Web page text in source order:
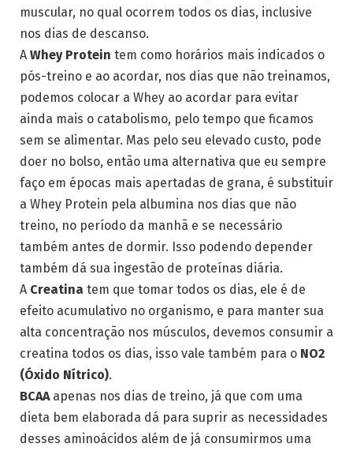
muscular, no qual ocorrem todos os dias, inclusive
nos dias de descanso.
A Whey Protein tem como horários mais indicados o
pós-treino e ao acordar, nos dias que não treinamos,
podemos colocar a Whey ao acordar para evitar
ainda mais o catabolismo, pelo tempo que ficamos
sem se alimentar. Mas pelo seu elevado custo, pode
doer no bolso, então uma alternativa que eu sempre
faço em épocas mais apertadas de grana, é substituir
a Whey Protein pela albumina nos dias que não
treino, no período da manhã e se necessário
também antes de dormir. Isso podendo depender
também dá sua ingestão de proteínas diária.
A Creatina tem que tomar todos os dias, ele é de
efeito acumulativo no organismo, e para manter sua
alta concentração nos músculos, devemos consumir a
creatina todos os dias, isso vale também para o NO2
(Óxido Nítrico).
BCAAapenas nos dias de treino, já que com uma
dieta bem elaborada dá para suprir as necessidades
desses aminoácidos além de já consumirmos uma